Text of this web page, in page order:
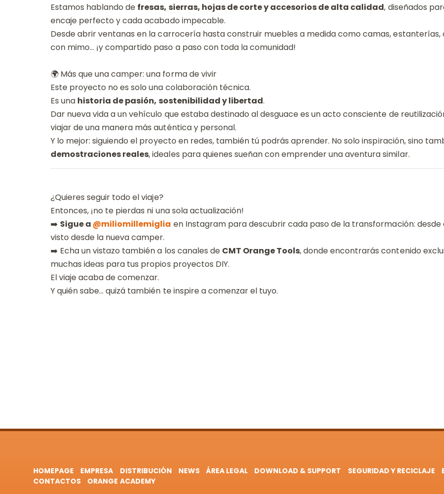
Estamos hablando de fresas, sierras, hojas de corte y accesorios de alta calidad, diseñados
encaje perfecto y cada acabado impecable.
Desde abrir ventanas en la carrocería hasta construir muebles a medida como camas, estanterías,
con mimo… ¡y compartido paso a paso con toda la comunidad!
🌍 Más que una camper: una forma de vivir
Este proyecto no es solo una colaboración técnica.
Es una historia de pasión, sostenibilidad y libertad.
Dar nueva vida a un vehículo que estaba destinado al desguace es un acto consciente de
viajar de una manera más auténtica y personal.
Y lo mejor: siguiendo el proyecto en redes, también tú podrás aprender. No solo inspiración, sino
demostraciones reales, ideales para quienes sueñan con emprender una aventura similar.
¿Quieres seguir todo el viaje?
Entonces, ¡no te pierdas ni una sola actualización!
➡️ Sigue a @miliomillemiglia en Instagram para descubrir cada paso de la transformación:
visto desde la nueva camper.
➡️ Echa un vistazo también a los canales de CMT Orange Tools, donde encontrarás contenido
muchas ideas para tus propios proyectos DIY.
El viaje acaba de comenzar.
Y quién sabe… quizá también te inspire a comenzar el tuyo.
HOMEPAGE EMPRESA DISTRIBUCIÓN NEWS ÁREA LEGAL DOWNLOAD & SUPPORT SEGURIDAD Y RECICLAJE
CONTACTOS
ORANGE ACADEMY